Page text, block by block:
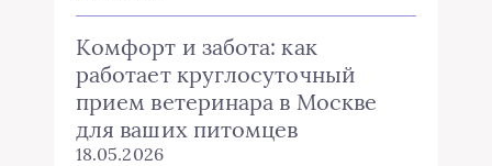
Комфорт и забота: как
работает круглосуточный
прием ветеринара в Москве
для ваших питомцев
18.05.2026